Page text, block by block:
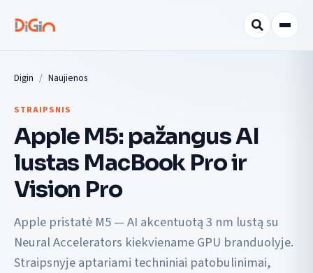
Digin Naujienos
STRAIPSNIS
Apple M5: pažangus AI
lustas MacBook Pro ir
Vision Pro
Apple pristatė M5 — AI akcentuotą 3 nm lustą su
Neural Accelerators kiekviename GPU branduolyje.
Straipsnyje aptariami techniniai patobulinimai,